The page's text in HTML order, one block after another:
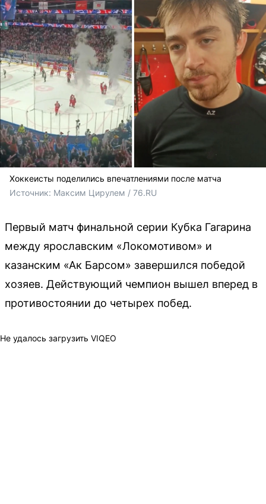
Хоккеисты поделились впечатлениями после матча
Источник: Максим Цирулем / 76.RU
Первый матч финальной серии Кубка Гагарина
между ярославским «Локомотивом» и
казанским «Ак Барсом» завершился победой
хозяев. Действующий чемпион вышел вперед в
противостоянии до четырех побед.
Не удалось загрузить VIQEO